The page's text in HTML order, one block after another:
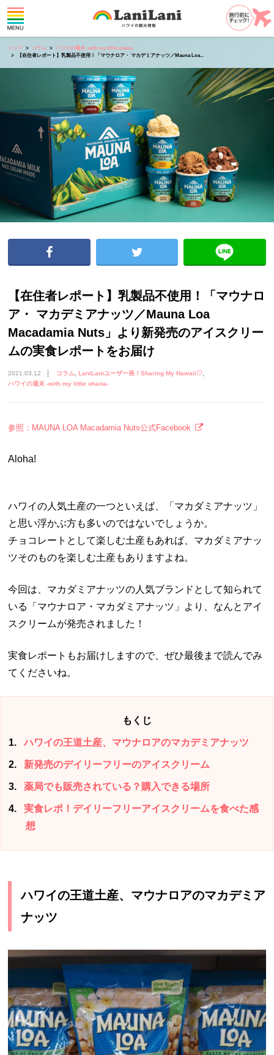
トップ コラム
ハワイの週末 -with my little ohana-
【在住者レポート】乳製品不使用！「マウナロア・ マカデミアナッツ／Mauna Loa...
【在住者レポート】乳製品不使用！「マウナロ
ア・ マカデミアナッツ／Mauna Loa
Macadamia Nuts」より新発売のアイスクリー
ムの実食レポートをお届け
2021.03.12 コラム
LaniLaniユーザー発！Sharing My Hawaii♡
ハワイの週末 -with my little ohana-
参照：MAUNA LOA Macadamia Nuts公式Facebook
Aloha!
ハワイの人気土産の一つといえば、「マカダミアナッツ」
と思い浮かぶ方も多いのではないでしょうか。
チョコレートとして楽しむ土産もあれば、マカダミアナッ
ツそのものを楽しむ土産もありますよね。
今回は、マカダミアナッツの人気ブランドとして知られて
いる「マウナロア・マカダミアナッツ」より、なんとアイ
スクリームが発売されました！
実食レポートもお届けしますので、ぜひ最後まで読んでみ
てくださいね。
もくじ
1 ハワイの王道土産、マウナロアのマカデミアナッツ
2 新発売のデイリーフリーのアイスクリーム
3 薬局でも販売されている？購入できる場所
4
実食レポ！デイリーフリーアイスクリームを食べた感
想
ハワイの王道土産、マウナロアのマカデミア
ナッツ